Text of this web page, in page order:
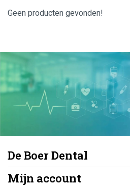
Geen producten gevonden!
De Boer Dental
Mijn account